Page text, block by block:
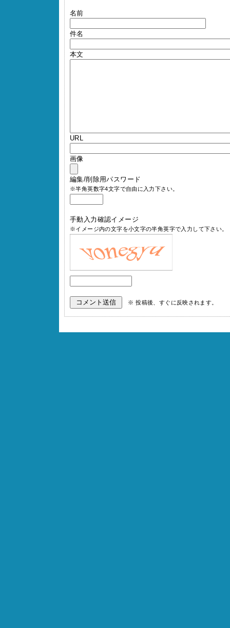
名前
件名
本文
URL
画像
編集/削除用パスワード
※半角英数字4文字で自由に入力下さい。
手動入力確認イメージ
※イメージ内の文字を小文字の半角英字で入力して下さい。
※ 投稿後、すぐに反映されます。